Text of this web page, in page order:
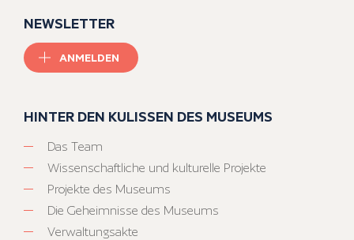
NEWSLETTER
ANMELDEN
HINTER DEN KULISSEN DES MUSEUMS
Das Team
Wissenschaftliche und kulturelle Projekte
Projekte des Museums
Die Geheimnisse des Museums
Verwaltungsakte